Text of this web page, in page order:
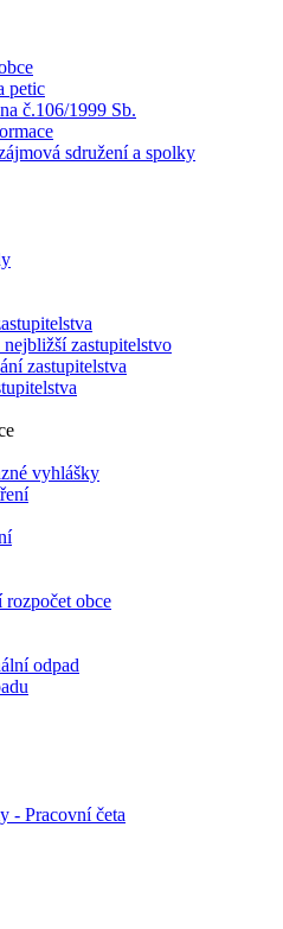
petic
č.106/1999 Sb.
sdružení a spolky
nejbližší zastupitelstvo
zastupitelstva
vyhlášky
obce
odpad
- Pracovní četa